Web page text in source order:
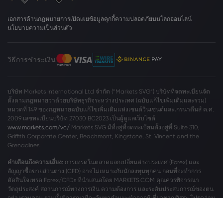
เอกสารด้านกฎหมายการเปิดเผยข้อมูลคุกกี้ความปลอดภัยบนโลกออนไลน์
นโยบายความเป็นส่วนตัว
วิธีการชำระเงิน
บริษัท Markets International Ltd จำกัด (“Markets SVG”) บริษัทที่จดทะเบียนจัด
ตั้งตามกฎหมายว่าด้วยบริษัทธุรกิจระหว่างประเทศ (ฉบับแก้ไขเพิ่มเติมและรวม)
หมวดที่ 149 ของกฎหมายฉบับแก้ไขเพิ่มเติมแห่งเซนต์วินเซนต์และเกรนาดีนส์ ค.ศ.
2009 เลขทะเบียนบริษัท 27030 BC2023 เป็นผู้ดูแลเว็บไซต์
www.markets.com/vc/ Markets SVG มีที่อยู่ที่จดทะเบียนตั้งอยู่ที่ Suite 310,
Griffith Corporate Center, Beachmont, Kingstone, St. Vincent and the
Grenadines
คำเตือนถึงความเสี่ยง: การเทรดในตลาดแลกเปลี่ยนต่างประเทศ (Forex) และ
สัญญาซื้อขายส่วนต่าง (CFD) อาจไม่เหมาะกับนักลงทุนทุกคน ก่อนที่จะทำการ
ตัดสินใจเทรด Forex/CFDs ที่นำเสนอโดย MARKETS.COM คุณควรพิจารณา
วัตถุประสงค์ สถานการณ์ทางการเงิน ความต้องการ และระดับประสบการณ์ของตน